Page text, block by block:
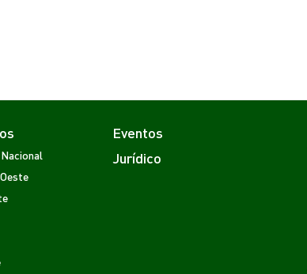
Eventos
Jurídico